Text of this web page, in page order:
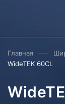
Главная
WideTEK 60CL